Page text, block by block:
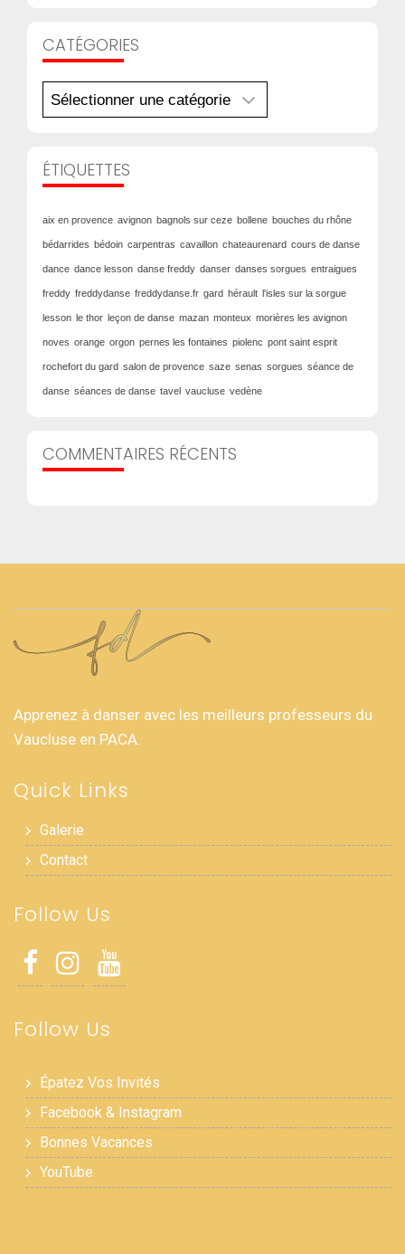
CATÉGORIES
Catégories
ÉTIQUETTES
aix en provence avignon bagnols sur ceze bollene bouches du rhône
bédarrides bédoin carpentras cavaillon chateaurenard cours de danse
dance dance lesson danse freddy danser danses sorgues entraigues
freddy freddydanse freddydanse.fr gard hérault l'isles sur la sorgue
lesson le thor leçon de danse mazan monteux morières les avignon
noves orange orgon pernes les fontaines piolenc pont saint esprit
rochefort du gard salon de provence saze senas sorgues séance de
danse séances de danse tavel vaucluse vedène
COMMENTAIRES RÉCENTS
Apprenez à danser avec les meilleurs professeurs du
Vaucluse en PACA.
Quick Links
Galerie
Contact
Follow Us
Follow Us
Épatez Vos Invités
Facebook & Instagram
Bonnes Vacances
YouTube